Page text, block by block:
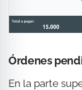
Órdenes
En la parte